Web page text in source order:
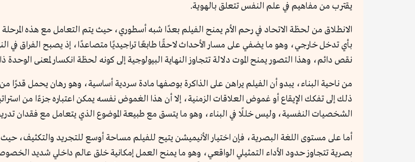
يقترب من مفاهيم في علم النفس تتعلق بالهوية.
الانطلاق من لحظة الاتحاد في رحم الأم يمنح الفيلم بعدًا شبه أسطوري، حيث يتم التعامل مع هذه
بأي تدخل خارجي، وهو ما يضفي على مسار الأحداث لاحقًا طابعًا تراجيديًا متصاعدًا، إذ يصبح الفراق في
نقص دائم، وهذا التصور يمنح الموت دلالة تتجاوز النهاية البيولوجية إلى كونه لحظة انكسار لمعنى الوحدة
من ناحية البناء، يبدو أن الفيلم يراهن على الذاكرة بوصفها مادة سردية أساسية، وهو رهان يحمل قدرًا من
ذلك إلى تفكك الإيقاع أو غموض العلاقات الزمنية، إلا أن هذا الغموض نفسه يمكن اعتباره جزءًا من
الشخصيات النفسية، وليس خللًا في البناء، وهو ما يتسق مع طبيعة الموضوع الذي يتعامل مع فقدان
أما على مستوى اللغة البصرية، فإن اختيار الأنيميشن يتيح للفيلم مساحة أوسع للتجريد والتكثيف،
بصرية تتجاوز حدود الأداء التمثيلي الواقعي، وهو ما يمنح العمل إمكانية خلق عالم داخلي شديد